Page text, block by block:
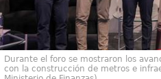
Durante el foro se mostraron los
con la construcción de metros e